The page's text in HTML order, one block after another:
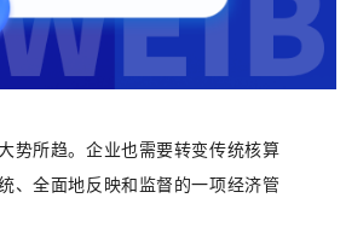
势所趋。企业也需要转变传统核算
、全面地反映和监督的一项经济管